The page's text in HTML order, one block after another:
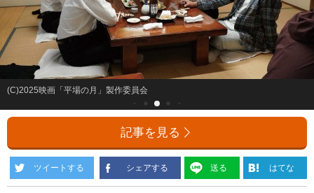
(C)2025映画「平場の月」製作委員会
記事を見る
ツイートする シェアする 送る はてな